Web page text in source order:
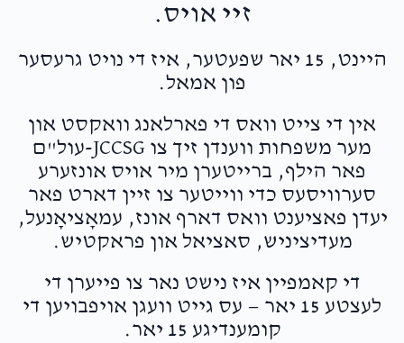
זיי אויס.
היינט, 15 יאר שפעטער, איז די נויט גרעסער
פון אמאל.
אין די צייט וואס די פארלאנג וואקסט און
מער משפחות ווענדן זיך צו JCCSG-עול"ם
פאר הילף, ברייטערן מיר אויס אונזערע
סערוויסעס כדי ווייטער צו זיין דארט פאר
יעדן פאציענט וואס דארף אונז, עמאָציאָנעל,
מעדיציניש, סאציאל און פראקטיש.
די קאמפיין איז נישט נאר צו פייערן די
לעצטע 15 יאר — עס גייט וועגן אויפבויען די
קומענדיגע 15 יאר.